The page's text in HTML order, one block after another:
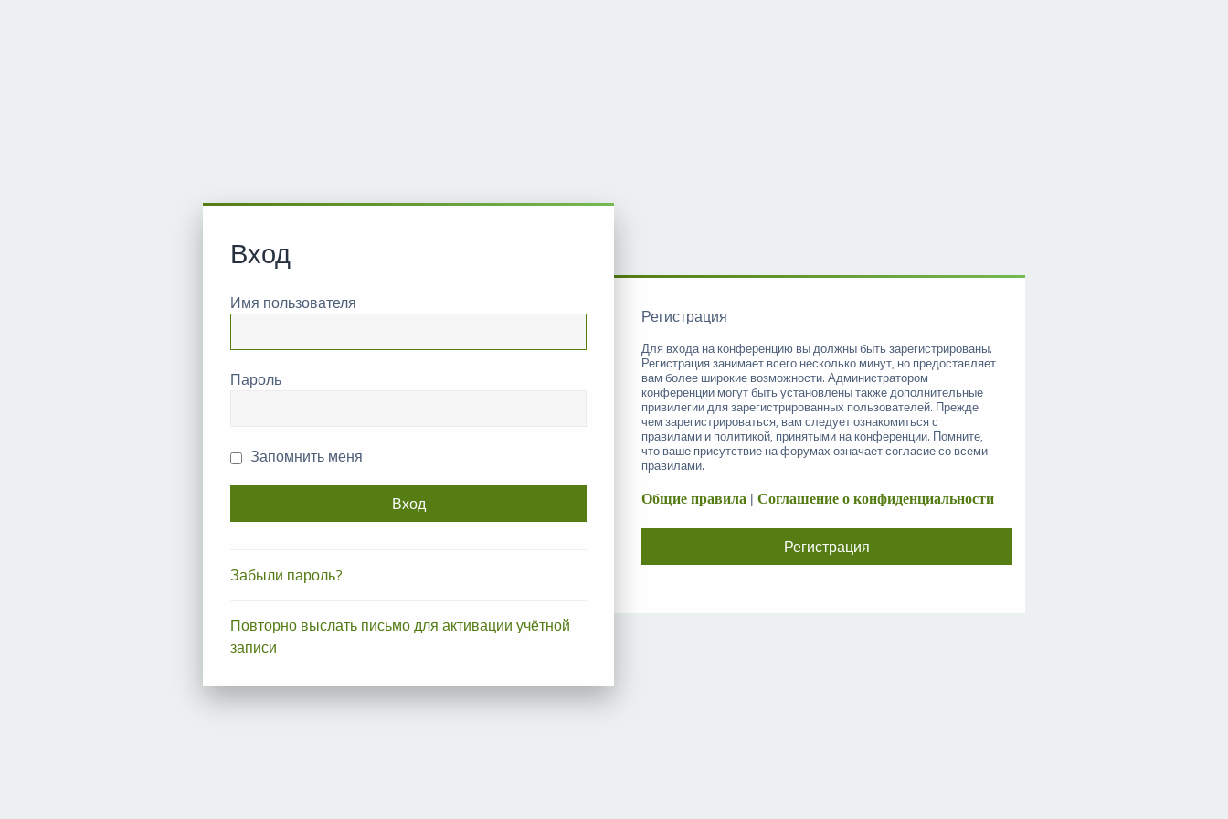
Вход
Имя пользователя
Пароль
Запомнить меня
Забыли пароль?
Повторно выслать письмо для активации учётной
записи
Регистрация
Для входа на конференцию вы должны быть зарегистрированы.
Регистрация занимает всего несколько минут, но предоставляет
вам более широкие возможности. Администратором
конференции могут быть установлены также дополнительные
привилегии для зарегистрированных пользователей. Прежде
чем зарегистрироваться, вам следует ознакомиться с
правилами и политикой, принятыми на конференции. Помните,
что ваше присутствие на форумах означает согласие со всеми
правилами.
Общие правила | Соглашение о конфиденциальности
Регистрация